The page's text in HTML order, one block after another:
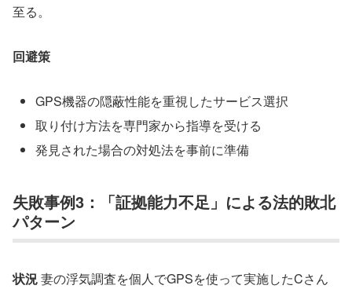
至る。
回避策
GPS機器の隠蔽性能を重視したサービス選択
取り付け方法を専門家から指導を受ける
発見された場合の対処法を事前に準備
失敗事例3：「証拠能力不足」による法的敗北
パターン
状況妻の浮気調査を個人でGPSを使って実施したCさん